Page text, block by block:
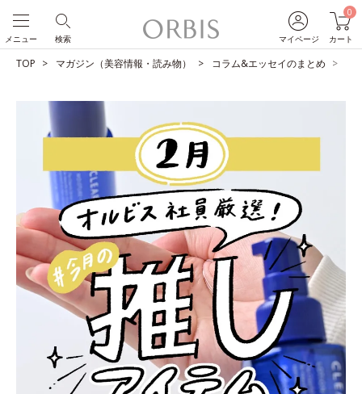
マイページ
0
カート
検索
メニュー
TOP マガジン（美容情報・読み物） コラム&エッセイのまとめ